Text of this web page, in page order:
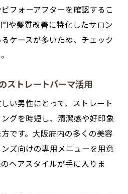
フォーアフターを確認するこ
や髪質改善に特化したサロン
ケースが多いため、チェック
ストレートパーマ活用
い男性にとって、ストレート
グを時短し、清潔感や好印象
です。大阪府内の多くの美容
ズ向けの専用メニューを用意
ヘアスタイルが手に入りま